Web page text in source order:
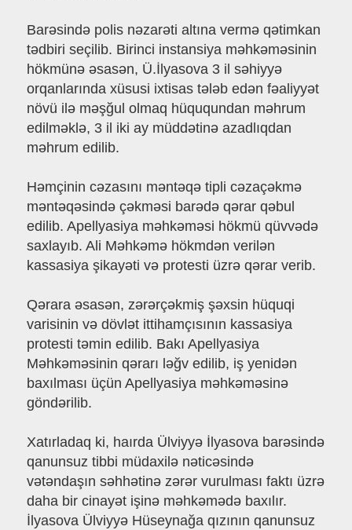
Barəsində polis nəzarəti altına vermə qətimkan
tədbiri seçilib. Birinci instansiya məhkəməsinin
hökmünə əsasən, Ü.İlyasova 3 il səhiyyə
orqanlarında xüsusi ixtisas tələb edən fəaliyyət
növü ilə məşğul olmaq hüququndan məhrum
edilməklə, 3 il iki ay müddətinə azadlıqdan
məhrum edilib.
Həmçinin cəzasını məntəqə tipli cəzaçəkmə
məntəqəsində çəkməsi barədə qərar qəbul
edilib. Apellyasiya məhkəməsi hökmü qüvvədə
saxlayıb. Ali Məhkəmə hökmdən verilən
kassasiya şikayəti və protesti üzrə qərar verib.
Qərara əsasən, zərərçəkmiş şəxsin hüquqi
varisinin və dövlət ittihamçısının kassasiya
protesti təmin edilib. Bakı Apellyasiya
Məhkəməsinin qərarı ləğv edilib, iş yenidən
baxılması üçün Apellyasiya məhkəməsinə
göndərilib.
Xatırladaq ki, haırda Ülviyyə İlyasova barəsində
qanunsuz tibbi müdaxilə nəticəsində
vətəndaşın səhhətinə zərər vurulması faktı üzrə
daha bir cinayət işinə məhkəmədə baxılır.
İlyasova Ülviyyə Hüseynağa qızının qanunsuz